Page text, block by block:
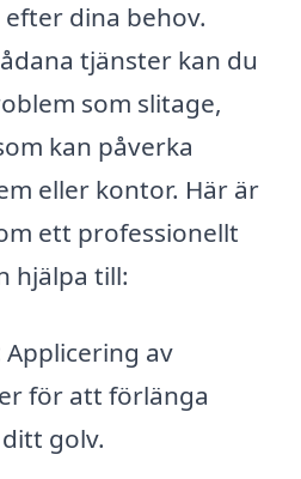
dina behov.
tjänster kan du
som slitage,
kan påverka
eller kontor. Här är
ett professionellt
hjälpa till:
Applicering av
för att förlänga
golv.